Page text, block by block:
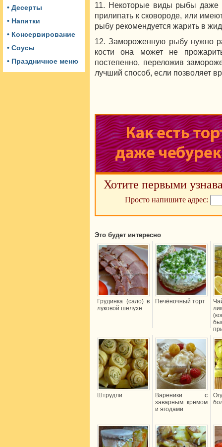
• Десерты
• Напитки
• Консервирование
• Соусы
• Праздничное меню
11. Некоторые виды рыбы даже
прилипать к сковороде, или
рыбу рекомендуется жарить в
12. Замороженную рыбу нужно
кости она может не
постепенно, переложив
лучший способ, если позволяет
Хотите первыми
Просто напишите адрес:
Это будет интересно
Грудинка (сало) в
луковой шелухе
Печёночный торт
Штрудли
Вареники с
заварным кремом
и ягодами